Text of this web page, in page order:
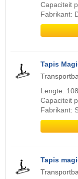
Capaciteit
Fabrikant:
Tapis
Lengte:
Capaciteit
Fabrikant:
Tapis